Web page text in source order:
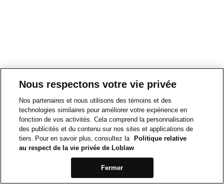
Nous respectons votre vie privée
Nos partenaires et nous utilisons des témoins et des
technologies similaires pour améliorer votre expérience en
fonction de vos activités. Cela comprend la personnalisation
des publicités et du contenu sur nos sites et applications de
tiers. Pour en savoir plus, consultez la
Politique relative
au respect de la vie privée de Loblaw
Fermer